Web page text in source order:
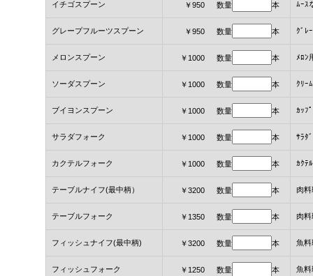
イチゴスプーン ￥950 数量 本 ﾑｰｽ
グレープフルーツスプーン ￥950 数量 本 ｸﾞﾚ
メロンスプーン ￥1000 数量 本 ﾒﾛﾝ
ソーダスプーン ￥1000 数量 本 ｸﾘｰ
ブイヨンスプーン ￥1000 数量 本 ｶｯﾌ
サラダフォーク ￥1000 数量 本 ｻﾗﾀ
カクテルフォーク ￥1000 数量 本 ｶｸﾃ
テーブルナイフ(最中柄） ￥3200 数量 本 肉料
テーブルフォーク ￥1350 数量 本 肉料
フィッシュナイフ(最中柄) ￥3200 数量 本 魚料
フィッシュフォーク ￥1250 数量 本 魚料